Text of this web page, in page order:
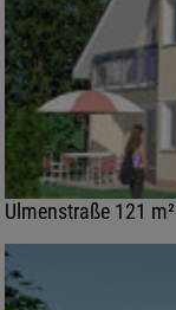
Ulmenstraße 121 m²